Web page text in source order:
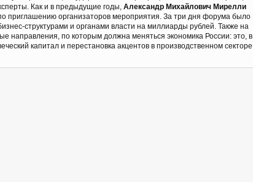
Как и в предыдущие годы, Александр Михайлович Мирелли
приглашению организаторов мероприятия. За три дня форума было
структурами и органами власти на миллиарды рублей. Также на
направления, по которым должна меняться экономика России: это, в
капитал и перестановка акцентов в производственном секторе